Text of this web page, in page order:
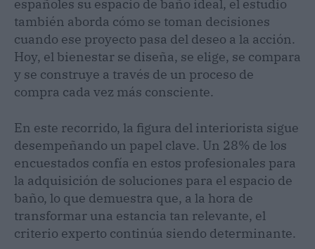
españoles su espacio de baño ideal, el estudio
también aborda cómo se toman decisiones
cuando ese proyecto pasa del deseo a la acción.
Hoy, el bienestar se diseña, se elige, se compara
y se construye a través de un proceso de
compra cada vez más consciente.
En este recorrido, la figura del interiorista sigue
desempeñando un papel clave. Un 28% de los
encuestados confía en estos profesionales para
la adquisición de soluciones para el espacio de
baño, lo que demuestra que, a la hora de
transformar una estancia tan relevante, el
criterio experto continúa siendo determinante.